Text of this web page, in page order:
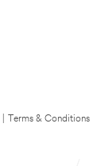
Terms & Conditions